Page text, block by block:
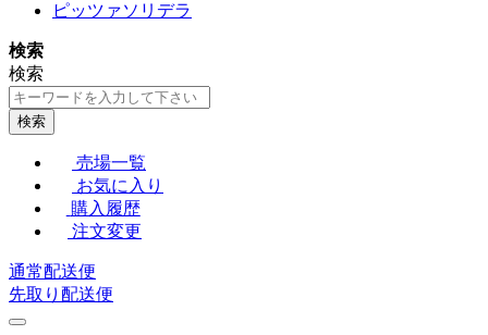
ピッツァソリデラ
検索
検索
検索
売場一覧
お気に入り
購入履歴
注文変更
通常配送便
先取り配送便